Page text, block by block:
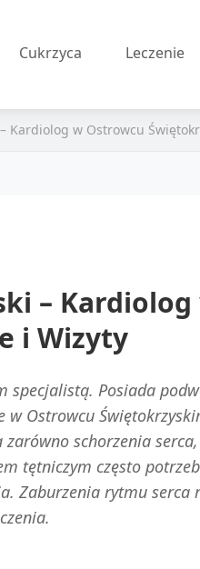
Cukrzyca Leczenie
Kardiolog w Ostrowcu
–
i Wizyty
specjalistą. Posiada
w Ostrowcu
schorzenia
tętniczym często
Zaburzenia rytmu